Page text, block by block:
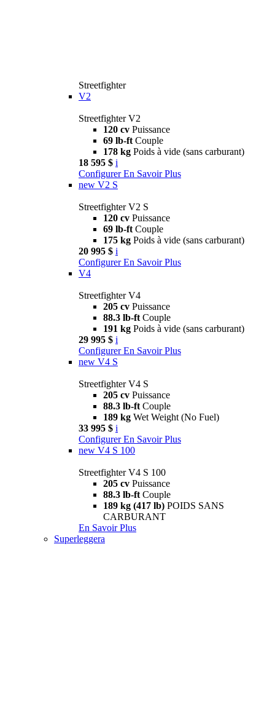
Streetfighter
V2
Streetfighter V2
120 cv Puissance
69 lb-ft Couple
178 kg Poids à vide (sans carburant)
18 595 $ i
Configurer En Savoir Plus
new V2 S
Streetfighter V2 S
120 cv Puissance
69 lb-ft Couple
175 kg Poids à vide (sans carburant)
20 995 $ i
Configurer En Savoir Plus
V4
Streetfighter V4
205 cv Puissance
88.3 lb-ft Couple
191 kg Poids à vide (sans carburant)
29 995 $ i
Configurer En Savoir Plus
new V4 S
Streetfighter V4 S
205 cv Puissance
88.3 lb-ft Couple
189 kg Wet Weight (No Fuel)
33 995 $ i
Configurer En Savoir Plus
new V4 S 100
Streetfighter V4 S 100
205 cv Puissance
88.3 lb-ft Couple
189 kg (417 lb) POIDS SANS
CARBURANT
En Savoir Plus
Superleggera